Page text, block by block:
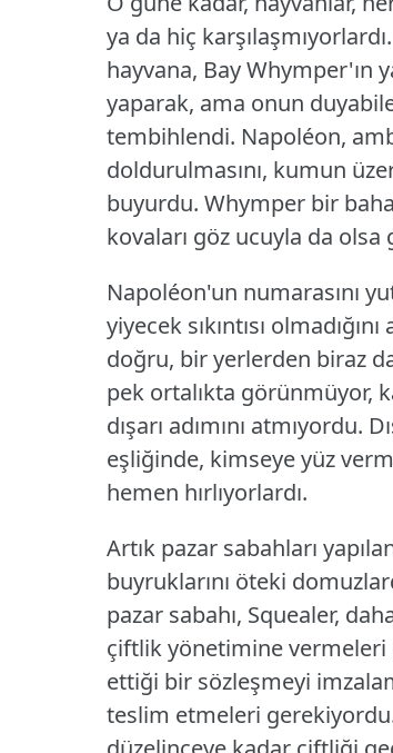
ya da hiç karşılaşmıyorlardı.
hayvana, Bay Whymper'ın
yaparak, ama onun
tembihlendi. Napoléon,
doldurulmasını, kumun
buyurdu. Whymper bir
kovaları göz ucuyla da olsa
Napoléon'un numarasını
yiyecek sıkıntısı
doğru, bir yerlerden biraz
pek ortalıkta görünmüyor,
dışarı adımını atmıyordu.
eşliğinde, kimseye yüz
hemen hırlıyorlardı.
Artık pazar sabahları
buyruklarını öteki
pazar sabahı, Squealer,
çiftlik yönetimine
ettiği bir sözleşmeyi
teslim etmeleri